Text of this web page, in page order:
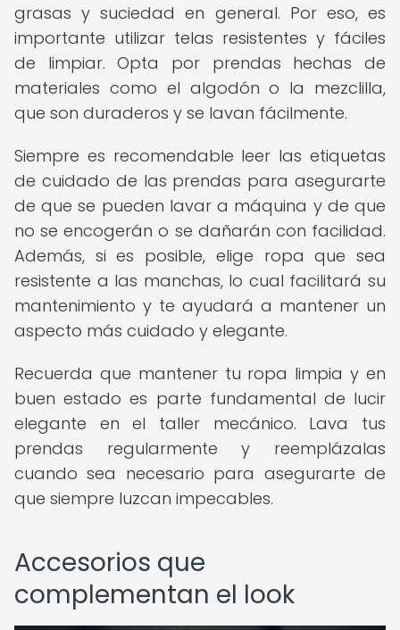
grasas y suciedad en general. Por eso, es
importante utilizar telas resistentes y fáciles
de limpiar. Opta por prendas hechas de
materiales como el algodón o la mezclilla,
que son duraderos y se lavan fácilmente.
Siempre es recomendable leer las etiquetas
de cuidado de las prendas para asegurarte
de que se pueden lavar a máquina y de que
no se encogerán o se dañarán con facilidad.
Además, si es posible, elige ropa que sea
resistente a las manchas, lo cual facilitará su
mantenimiento y te ayudará a mantener un
aspecto más cuidado y elegante.
Recuerda que mantener tu ropa limpia y en
buen estado es parte fundamental de lucir
elegante en el taller mecánico. Lava tus
prendas regularmente y reemplázalas
cuando sea necesario para asegurarte de
que siempre luzcan impecables.
Accesorios que
complementan el look